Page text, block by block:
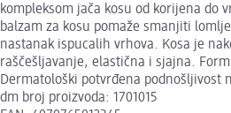
kompleksom jača kosu od korijena do
balzam za kosu pomaže smanjiti
nastanak ispucalih vrhova. Kosa je
raščešljavanje, elastična i sjajna.
Dermatološki potvrđena podnošljivost
dm broj proizvoda: 1701015